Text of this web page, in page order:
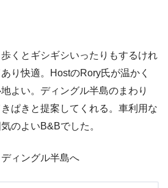
くとギシギシいったりもするけれ
り快適。HostのRory氏が温かく
よい。ディングル半島のまわり
ぱきと提案してくれる。車利用な
のよいB&Bでした。
ィングル半島へ